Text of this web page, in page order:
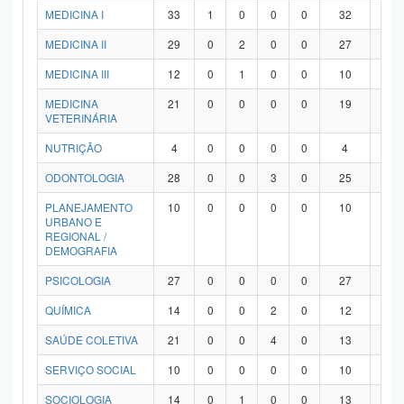
MEDICINA I
33 1 0 0 0 32
MEDICINA II
29 0 2 0 0 27
MEDICINA III
12 0 1 0 0 10
MEDICINA
VETERINÁRIA
21 0 0 0 0 19
NUTRIÇÃO 4 0 0 0 0 4
ODONTOLOGIA
28 0 0 3 0 25
PLANEJAMENTO
URBANO E
REGIONAL /
DEMOGRAFIA
10 0 0 0 0 10
PSICOLOGIA 27 0 0 0 0 27
QUÍMICA
14 0 0 2 0 12
SAÚDE COLETIVA
21 0 0 4 0 13
SERVIÇO SOCIAL
10 0 0 0 0 10
SOCIOLOGIA
14 0 1 0 0 13